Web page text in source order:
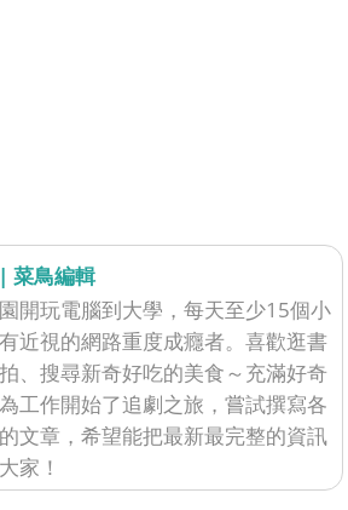
| 菜鳥編輯
開玩電腦到大學，每天至少15個小
近視的網路重度成癮者。喜歡逛書
、搜尋新奇好吃的美食～充滿好奇
工作開始了追劇之旅，嘗試撰寫各
文章，希望能把最新最完整的資訊
家！